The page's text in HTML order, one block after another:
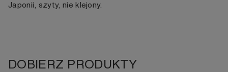
Japonii, szyty, nie klejony.
DOBIERZ PRODUKTY